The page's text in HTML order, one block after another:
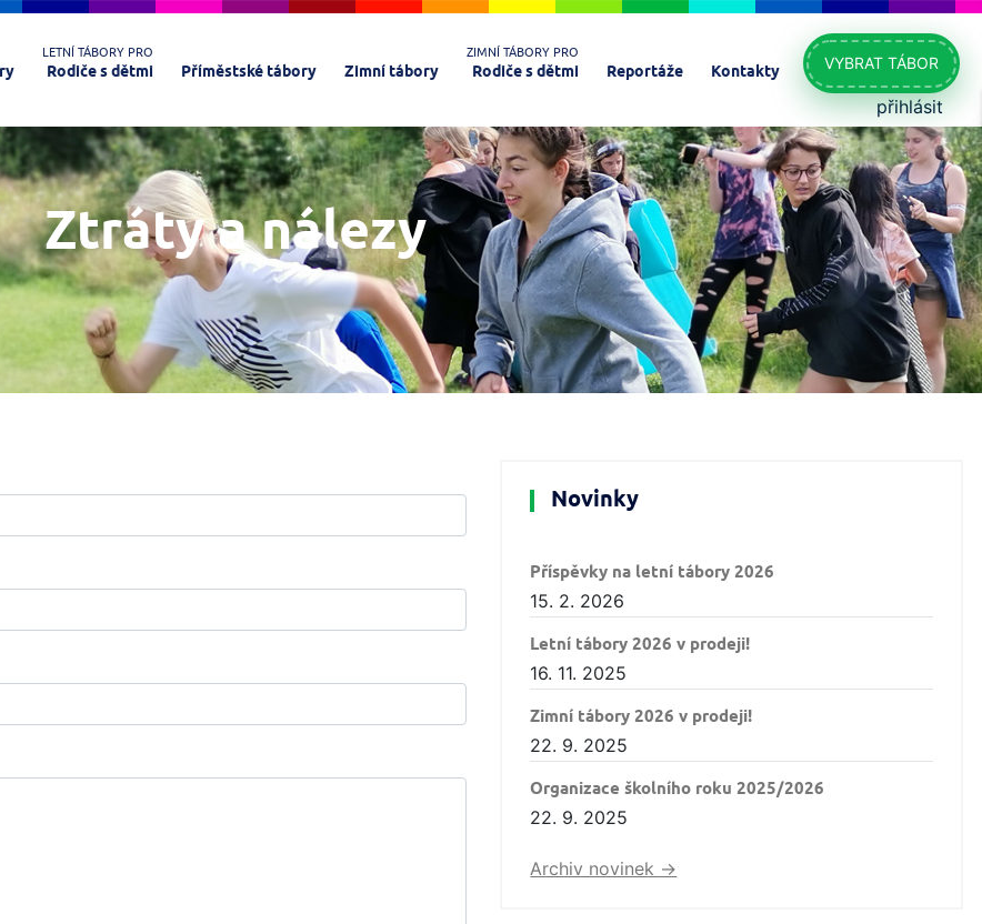
LETNÍ TÁBORY PRO
Rodiče s dětmi Příměstské tábory Zimní tábory
ZIMNÍ TÁBORY PRO
Rodiče s dětmi Reportáže Kontakty VYBRAT TÁBOR
přihlásit
Ztráty a nálezy
Novinky
Příspěvky na letní tábory 2026
15. 2. 2026
Letní tábory 2026 v prodeji!
16. 11. 2025
Zimní tábory 2026 v prodeji!
22. 9. 2025
Organizace školního roku 2025/2026
22. 9. 2025
Archiv novinek ->